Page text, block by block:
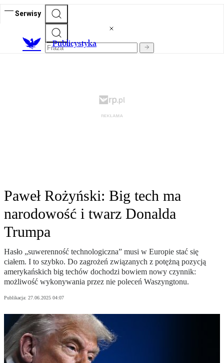
Serwisy
Publicystyka
Paweł Rożyński: Big tech ma
narodowość i twarz Donalda
Trumpa
Hasło „suwerenność technologiczna” musi w Europie stać się
ciałem. I to szybko. Do zagrożeń związanych z potężną pozycją
amerykańskich big techów dochodzi bowiem nowy czynnik:
możliwość wykonywania przez nie poleceń Waszyngtonu.
Publikacja: 27.06.2025 04:07